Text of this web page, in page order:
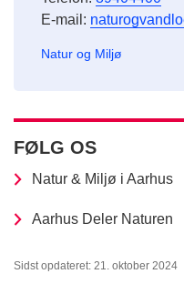
E-mail:
Natur og Miljø
FØLG OS
Natur & Miljø i Aarhus
Aarhus Deler Naturen
Sidst opdateret: 21. oktober 2024